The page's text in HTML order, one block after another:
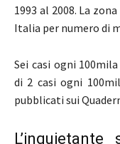
1993 al 2008. La
Italia per numero di
Sei casi ogni
di 2 casi ogni
pubblicati sui